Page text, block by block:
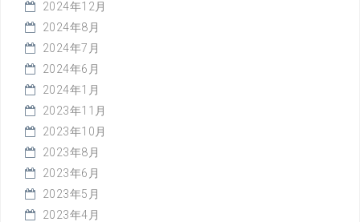
2024年12月
2024年8月
2024年7月
2024年6月
2024年1月
2023年11月
2023年10月
2023年8月
2023年6月
2023年5月
2023年4月